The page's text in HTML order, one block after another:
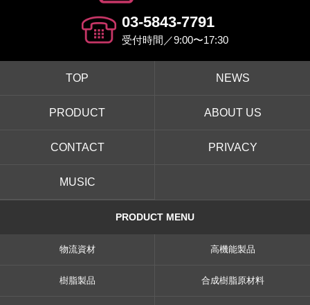
03-5843-7791
受付時間／9:00〜17:30
TOP NEWS
PRODUCT ABOUT US
CONTACT PRIVACY
MUSIC
PRODUCT MENU
物流資材 高機能製品
樹脂製品 合成樹脂原材料